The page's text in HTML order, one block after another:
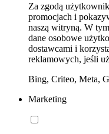
Za zgodą
promocjach i
naszą witryną. W
dane osobowe
dostawcami i
reklamowych, jeśli
Bing, Criteo, Meta,
Marketing